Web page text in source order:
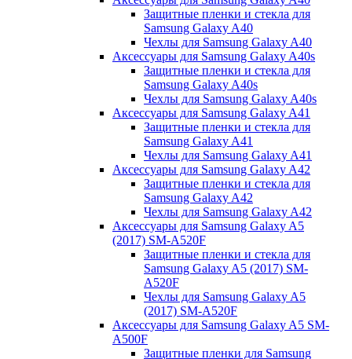
Защитные пленки и стекла для
Samsung Galaxy A40
Чехлы для Samsung Galaxy A40
Аксессуары для Samsung Galaxy A40s
Защитные пленки и стекла для
Samsung Galaxy A40s
Чехлы для Samsung Galaxy A40s
Аксессуары для Samsung Galaxy A41
Защитные пленки и стекла для
Samsung Galaxy A41
Чехлы для Samsung Galaxy A41
Аксессуары для Samsung Galaxy A42
Защитные пленки и стекла для
Samsung Galaxy A42
Чехлы для Samsung Galaxy A42
Аксессуары для Samsung Galaxy A5
(2017) SM-A520F
Защитные пленки и стекла для
Samsung Galaxy A5 (2017) SM-
A520F
Чехлы для Samsung Galaxy A5
(2017) SM-A520F
Аксессуары для Samsung Galaxy A5 SM-
A500F
Защитные пленки для Samsung